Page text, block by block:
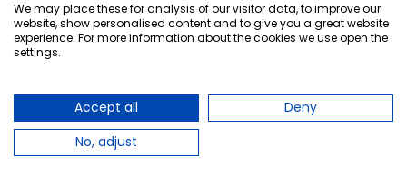
We may place these for analysis of our visitor data, to improve our
website, show personalised content and to give you a great website
experience. For more information about the cookies we use open the
settings.
Accept all
Deny
No, adjust